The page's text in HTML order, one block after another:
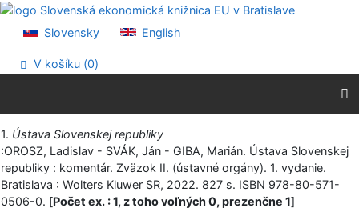
Prejsť na obsah
Prehlásenie o webovej prístupnosti
Slovensky English
V košíku (0)
Vytlačiť
1. Ústava Slovenskej republiky
:OROSZ, Ladislav - SVÁK, Ján - GIBA, Marián. Ústava Slovenskej
republiky : komentár. Zväzok II. (ústavné orgány). 1. vydanie.
Bratislava : Wolters Kluwer SR, 2022. 827 s. ISBN 978-80-571-
0506-0. [Počet ex. : 1, z toho voľných 0, prezenčne 1]